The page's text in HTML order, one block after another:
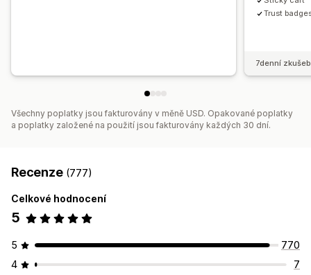
Trust
7denní
Všechny poplatky jsou fakturovány v měně USD. Opakované poplatky
a poplatky založené na použití jsou fakturovány každých 30 dní.
Recenze (777)
Celkové hodnocení
5
5
770
4
7